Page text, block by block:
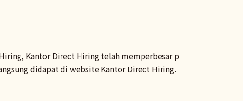
Kantor Direct Hiring telah memperbesar p
didapat di website Kantor Direct Hiring.